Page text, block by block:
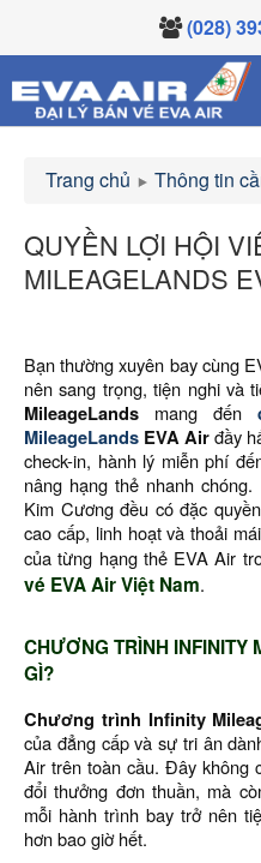
(028)
Trang chủ Thông tin
QUYỀN LỢI HỘI
MILEAGELANDS
Bạn thường xuyên bay cùng
nên sang trọng, tiện nghi và
MileageLands mang đến
MileageLands EVA Airđầy
check-in, hành lý miễn phí
nâng hạng thẻ nhanh
Kim Cương đều có đặc
cao cấp, linh hoạt và thoải
của từng hạng thẻ EVA Air
vé EVA Air Việt Nam.
CHƯƠNG TRÌNH INFINITY
GÌ?
Chương trình Infinity
của đẳng cấp và sự tri ân
Air trên toàn cầu. Đây không
đổi thưởng đơn thuần, mà
mỗi hành trình bay trở nên
hơn bao giờ hết.